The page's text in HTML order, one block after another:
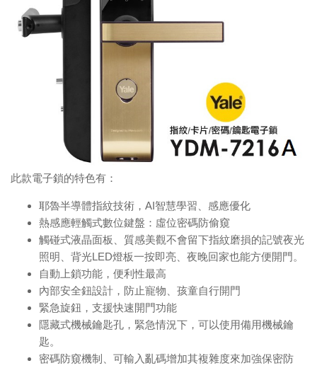
此款電子鎖的特色有：
耶魯半導體指紋技術，AI智慧學習、感應優化
熱感應輕觸式數位鍵盤：虛位密碼防偷窺
觸碰式液晶面板、質感美觀不會留下指紋磨損的記號夜光
照明、背光LED燈板一按即亮、夜晚回家也能方便開門。
自動上鎖功能，便利性最高
內部安全鈕設計，防止寵物、孩童自行開門
緊急旋鈕，支援快速開門功能
隱藏式機械鑰匙孔，緊急情況下，可以使用備用機械鑰
匙。
密碼防窺機制、可輸入亂碼增加其複雜度來加強保密防